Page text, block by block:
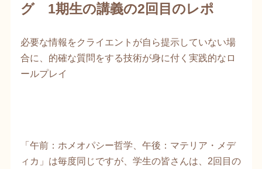
グ 1期生の講義の2回目のレポ
必要な情報をクライエントが自ら提示していない場
合に、的確な質問をする技術が身に付く実践的なロ
ールプレイ
「午前：ホメオパシー哲学、午後：マテリア・メデ
ィカ」は毎度同じですが、学生の皆さんは、2回目の